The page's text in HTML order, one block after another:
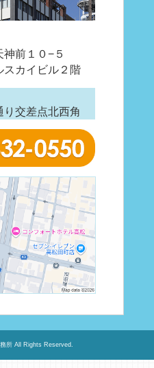
前１０−５
カイビル２階
交差点北西角
所 All Rights Reserved.